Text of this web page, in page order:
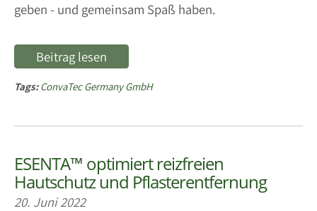
geben - und gemeinsam Spaß haben.
Beitrag lesen
Tags:ConvaTec Germany GmbH
ESENTA™ optimiert reizfreien
Hautschutz und Pflasterentfernung
20. Juni 2022